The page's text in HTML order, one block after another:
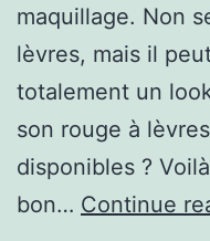
maquillage. Non
lèvres, mais il
totalement un
son rouge à
disponibles ?
bon… Continue